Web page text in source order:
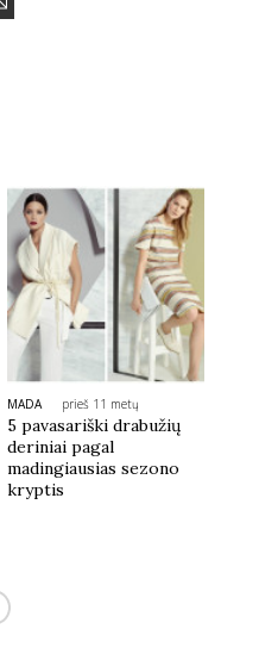
MADA prieš 11 metų
5 pavasariški drabužių
deriniai pagal
madingiausias sezono
kryptis